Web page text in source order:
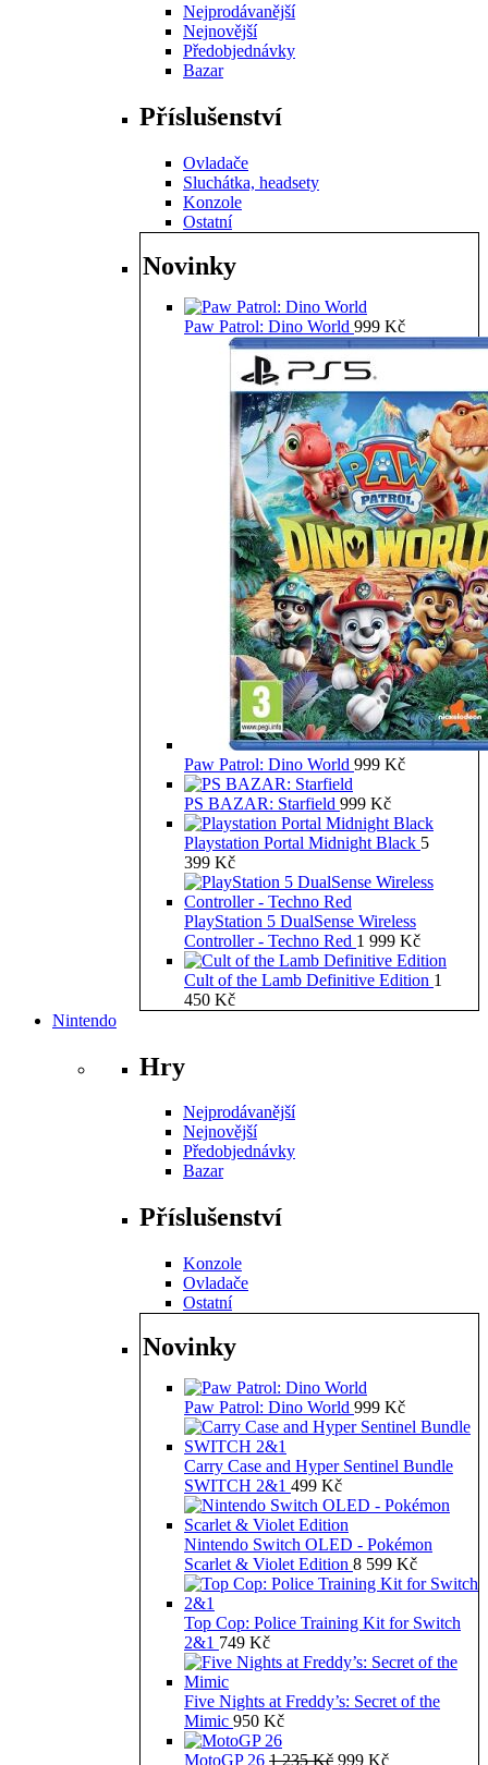
Nejprodávanější
Nejnovější
Předobjednávky
Bazar
Příslušenství
Ovladače
Sluchátka, headsety
Konzole
Ostatní
Novinky
Paw Patrol: Dino World 999 Kč
Paw Patrol: Dino World 999 Kč
PS BAZAR: Starfield 999 Kč
Playstation Portal Midnight Black 5
399 Kč
PlayStation 5 DualSense Wireless
Controller - Techno Red 1 999 Kč
Cult of the Lamb Definitive Edition 1
450 Kč
Nintendo
Hry
Nejprodávanější
Nejnovější
Předobjednávky
Bazar
Příslušenství
Konzole
Ovladače
Ostatní
Novinky
Paw Patrol: Dino World 999 Kč
Carry Case and Hyper Sentinel Bundle
SWITCH 2&1 499 Kč
Nintendo Switch OLED - Pokémon
Scarlet & Violet Edition 8 599 Kč
Top Cop: Police Training Kit for Switch
2&1 749 Kč
Five Nights at Freddy’s: Secret of the
Mimic 950 Kč
MotoGP 26 1 235Kč Původní
999 KčAktuální